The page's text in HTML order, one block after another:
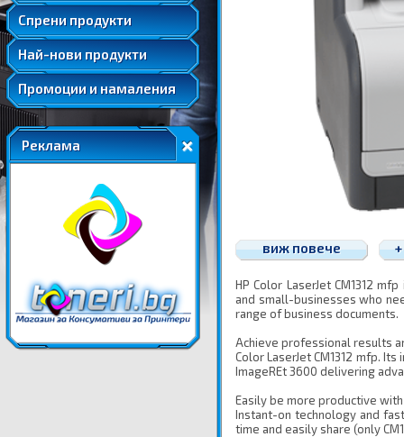
Спрени продукти
Удължени и допълнителни гаранции
Най-нови продукти
Промоции и намаления
Реклама
виж повече
HP Color LaserJet CM1312
and small-businesses who
range of business documents.
Achieve professional results
Color LaserJet CM1312 mfp.
ImageREt 3600 delivering
Easily be more productive
Instant-on technology and
time and easily share (only